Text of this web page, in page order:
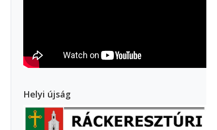
Helyi újság